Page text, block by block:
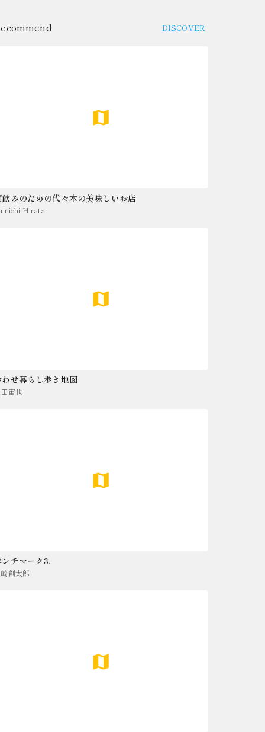
DISCOVER
飲みのための代々木の美味しいお店
Hirata
わせ暮らし歩き地図
宙也
チマーク3.
創太郎